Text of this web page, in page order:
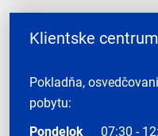
Klientske centrum
Pokladňa,
pobytu:
Pondelok
07:30 -